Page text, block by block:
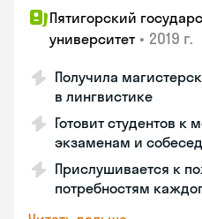
Пятигорский
университет • 2019 г.
Получила
в лингвистике
Готовит студентов
экзаменам и
Прислушивается к
потребностям